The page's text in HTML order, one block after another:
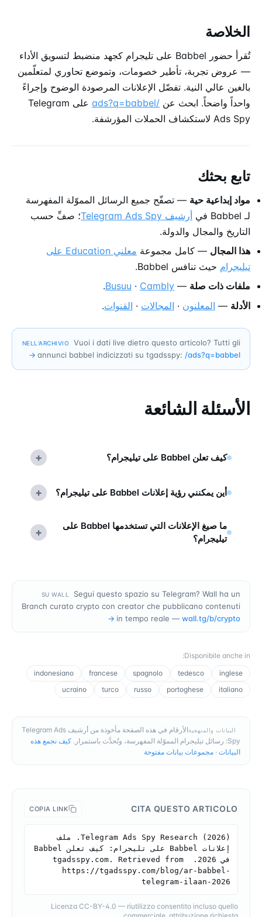
الخلاصة
تُقرأ حضور Babbel على تليجرام كجهد منضبط لتسويق الأداء
— عروض تجربة، تأطير خصومات، وتموضع تحاوري لمتعلّمين
بالغين عالي النية. تفضّل الإعلانات المرصودة الوضوح وإجراءً
واحداً واضحاً. ابحث عن /ads?q=babbel
على Telegram
Ads Spy لاستكشاف الحملات المؤرشفة.
تابع بحثك
مواد إبداعية حية — تصفّح جميع الرسائل المموّلة المفهرسة
لـ Babbel في
أرشيف Telegram Ads Spy
؛ صفِّ حسب
التاريخ والمجال والدولة.
هذا المجال — كامل مجموعة
معلني Education على
تيليجرام حيث تنافس Babbel.
ملفات ذات صلة —
Busuu · Cambly
.
الأدلة — المعلنون · المجالات · القنوات.
NELL’ARCHIVIO
Vuoi i dati live dietro questo articolo? Tutti gli
annunci babbel indicizzati su tgadsspy: /ads?q=babbel
→
الأسئلة الشائعة
كيف تعلن Babbel على تيليجرام؟ +
أين يمكنني رؤية إعلانات Babbel على تيليجرام؟ +
ما صيغ الإعلانات التي تستخدمها Babbel على
تيليجرام؟
+
SU WALL
Segui questo spazio su Telegram? Wall ha un
Branch curato crypto con creator che pubblicano contenuti
in tempo reale — wall.tg/b/crypto
→
Disponibile anche in
:
inglese
tedesco
spagnolo
francese
indonesiano
italiano
portoghese
russo
turco
ucraino
البيانات والمنهجية
الأرقام في هذه الصفحة مأخوذة من أرشيف Telegram Ads
Spy: رسائل تيليجرام المموّلة المفهرسة، وتُحدَّث باستمرار.
كيف نجمع هذه
البيانات · مجموعات بيانات مفتوحة
CITA QUESTO ARTICOLO
COPIA LINK
Telegram Ads Spy Research (2026). ملف
في 2026. tgadsspy.com. Retrieved from
https://tgadsspy.com/blog/ar-babbel-
telegram-ilaan-2026
Licenza CC-BY-4.0 — riutilizzo consentito incluso quello